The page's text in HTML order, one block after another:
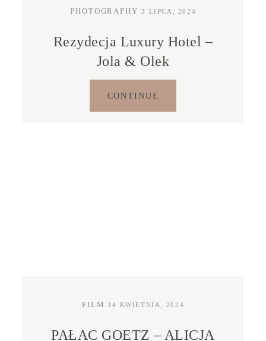
PHOTOGRAPHY 3 LIPCA, 2024
Rezydecja Luxury Hotel –
Jola & Olek
CONTINUE
FILM 14 KWIETNIA, 2024
PAŁAC GOETZ – ALICJA